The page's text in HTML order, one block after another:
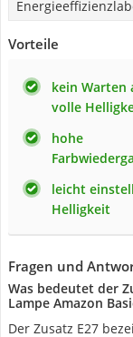
Vorteile
kein Warten
volle
hohe
leicht
Helligkeit
Fragen und
Was bedeutet der
Lampe Amazon
Der Zusatz E27